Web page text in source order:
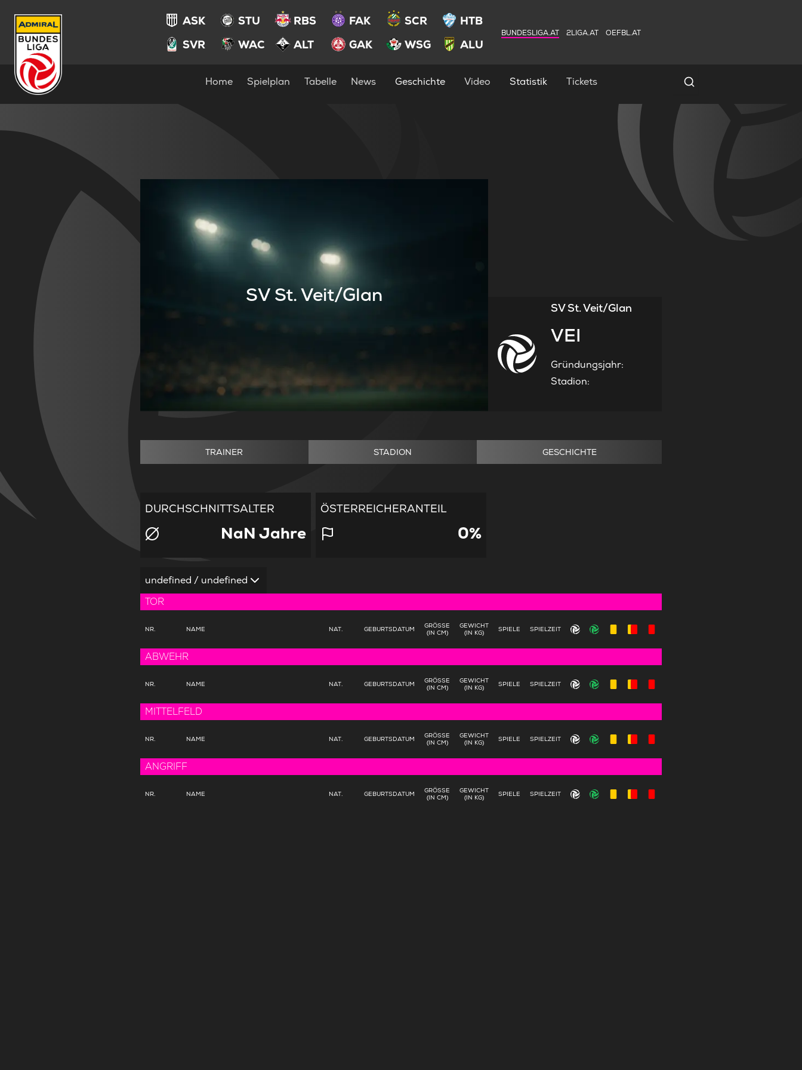
ASK STU RBS FAK SCR
HTB
SVR
WAC ALT GAK WSG ALU
BUNDESLIGA.AT 2LIGA.AT OEFBL.AT
Home Spielplan Tabelle News Geschichte Video Statistik Tickets Spielersuche
SV St. Veit/Glan
SV St. Veit/Glan
VEI
Gründungsjahr:
Stadion:
TRAINER STADION GESCHICHTE
DURCHSCHNITTSALTER
NaN Jahre
ÖSTERREICHERANTEIL
0%
undefined / undefined
TOR
NR. NAME NAT. GEBURTSDATUM
GRÖSSE (
IN CM)
GEWICHT
(IN KG)
SPIELE SPIELZEIT
ABWEHR
NR. NAME NAT. GEBURTSDATUM
GRÖSSE (
IN CM)
GEWICHT
(IN KG)
SPIELE SPIELZEIT
MITTELFELD
NR. NAME NAT. GEBURTSDATUM
GRÖSSE (
IN CM)
GEWICHT
(IN KG)
SPIELE SPIELZEIT
ANGRIFF
NR. NAME NAT. GEBURTSDATUM
GRÖSSE (
IN CM)
GEWICHT
(IN KG)
SPIELE SPIELZEIT